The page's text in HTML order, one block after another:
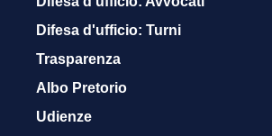
Difesa d'ufficio: Turni
Trasparenza
Albo Pretorio
Udienze